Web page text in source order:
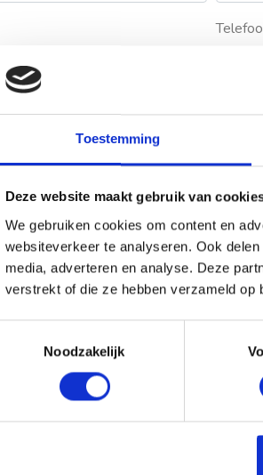
Toestemming
Deze website maakt gebruik van
We gebruiken cookies om content en
websiteverkeer te analyseren. Ook
media, adverteren en analyse. Deze
verstrekt of die ze hebben verzameld
Noodzakelijk
met u kan opnemen